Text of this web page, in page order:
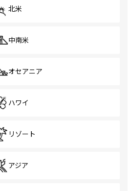
北米
中南米
オセアニア
ハワイ
リゾート
アジア